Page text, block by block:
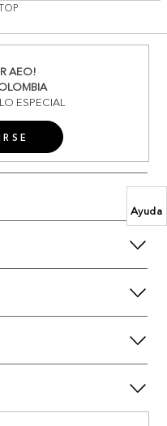
Ayuda
AEO!
ESPECIAL